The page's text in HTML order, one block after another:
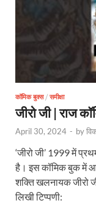
कॉमिक बुक्स/ समीक्षा
जीरो जी | राज
April 30, 2024 - by
‘जीरो जी’ 1999 में
है। इस कॉमिक बुक में
शक्ति खलनायक जीरो
लिखी टिप्पणी: